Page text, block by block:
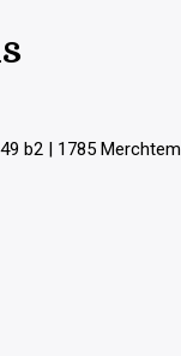
b2 | 1785 Merchtem